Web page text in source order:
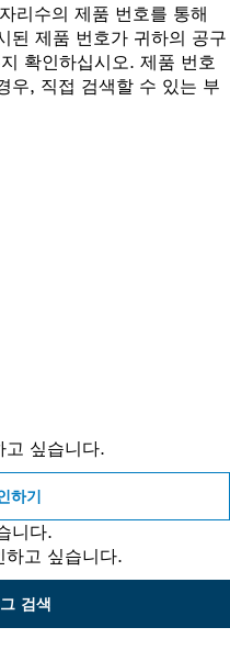
리수의 제품 번호를 통해
된 제품 번호가 귀하의 공구
확인하십시오. 제품 번호
우, 직접 검색할 수 있는 부
고 싶습니다.
하기
니다.
고 싶습니다.
검색